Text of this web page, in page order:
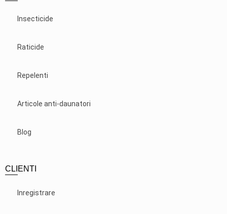
Insecticide
Raticide
Repelenti
Articole anti-daunatori
Blog
CLIENTI
Inregistrare